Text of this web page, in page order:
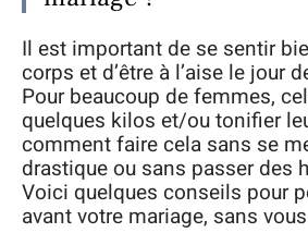
Il est important de se sentir
corps et d’être à l’aise le jour
Pour beaucoup de femmes,
quelques kilos et/ou tonifier
comment faire cela sans se
drastique ou sans passer des
Voici quelques conseils pour
avant votre mariage, sans